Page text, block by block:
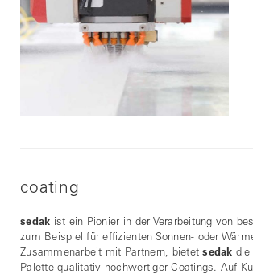
coating
sedak ist ein Pionier in der Verarbeitung von
zum Beispiel für effizienten Sonnen- oder
Zusammenarbeit mit Partnern, bietetsedak die
Palette qualitativ hochwertiger Coatings. Auf